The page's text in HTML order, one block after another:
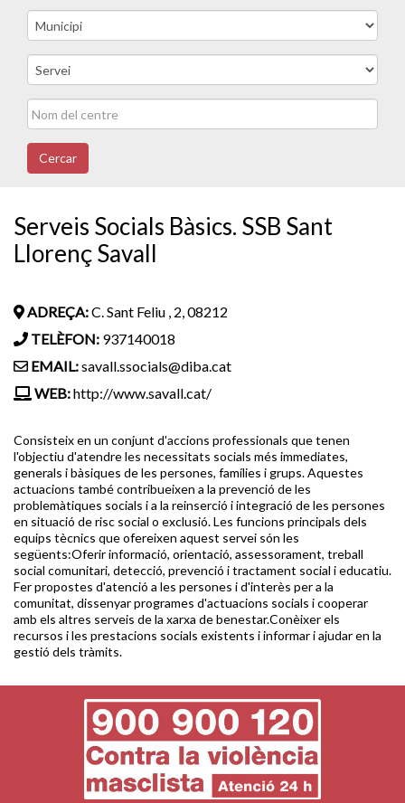
Cercar
Serveis Socials Bàsics. SSB Sant
Llorenç Savall
ADREÇA:C. Sant Feliu , 2, 08212
TELÈFON: 937140018
EMAIL:savall.ssocials@diba.cat
WEB:http://www.savall.cat/
Consisteix en un conjunt d'accions professionals que tenen
l'objectiu d'atendre les necessitats socials més immediates,
generals i bàsiques de les persones, famílies i grups. Aquestes
actuacions també contribueixen a la prevenció de les
problemàtiques socials i a la reinserció i integració de les persones
en situació de risc social o exclusió. Les funcions principals dels
equips tècnics que ofereixen aquest servei són les
següents:Oferir informació, orientació, assessorament, treball
social comunitari, detecció, prevenció i tractament social i educatiu.
Fer propostes d'atenció a les persones i d'interès per a la
comunitat, dissenyar programes d'actuacions socials i cooperar
amb els altres serveis de la xarxa de benestar.Conèixer els
recursos i les prestacions socials existents i informar i ajudar en la
gestió dels tràmits.